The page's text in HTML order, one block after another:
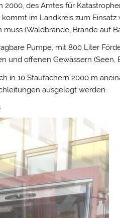
2000, des Amtes für
im Landkreis zum
(Waldbrände, Brände auf
Pumpe, mit 800 Liter
und offenen Gewässern (Seen,
in 10 Staufächern 2000 m
ausgelegt werden.